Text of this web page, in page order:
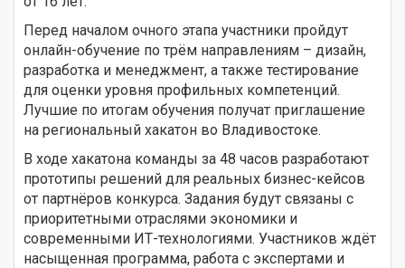
Перед началом очного этапа участники пройдут
онлайн-обучение по трём направлениям – дизайн,
разработка и менеджмент, а также тестирование
для оценки уровня профильных компетенций.
Лучшие по итогам обучения получат приглашение
на региональный хакатон во Владивостоке.
В ходе хакатона команды за 48 часов разработают
прототипы решений для реальных бизнес-кейсов
от партнёров конкурса. Задания будут связаны с
приоритетными отраслями экономики и
современными ИТ-технологиями. Участников ждёт
насыщенная программа, работа с экспертами и